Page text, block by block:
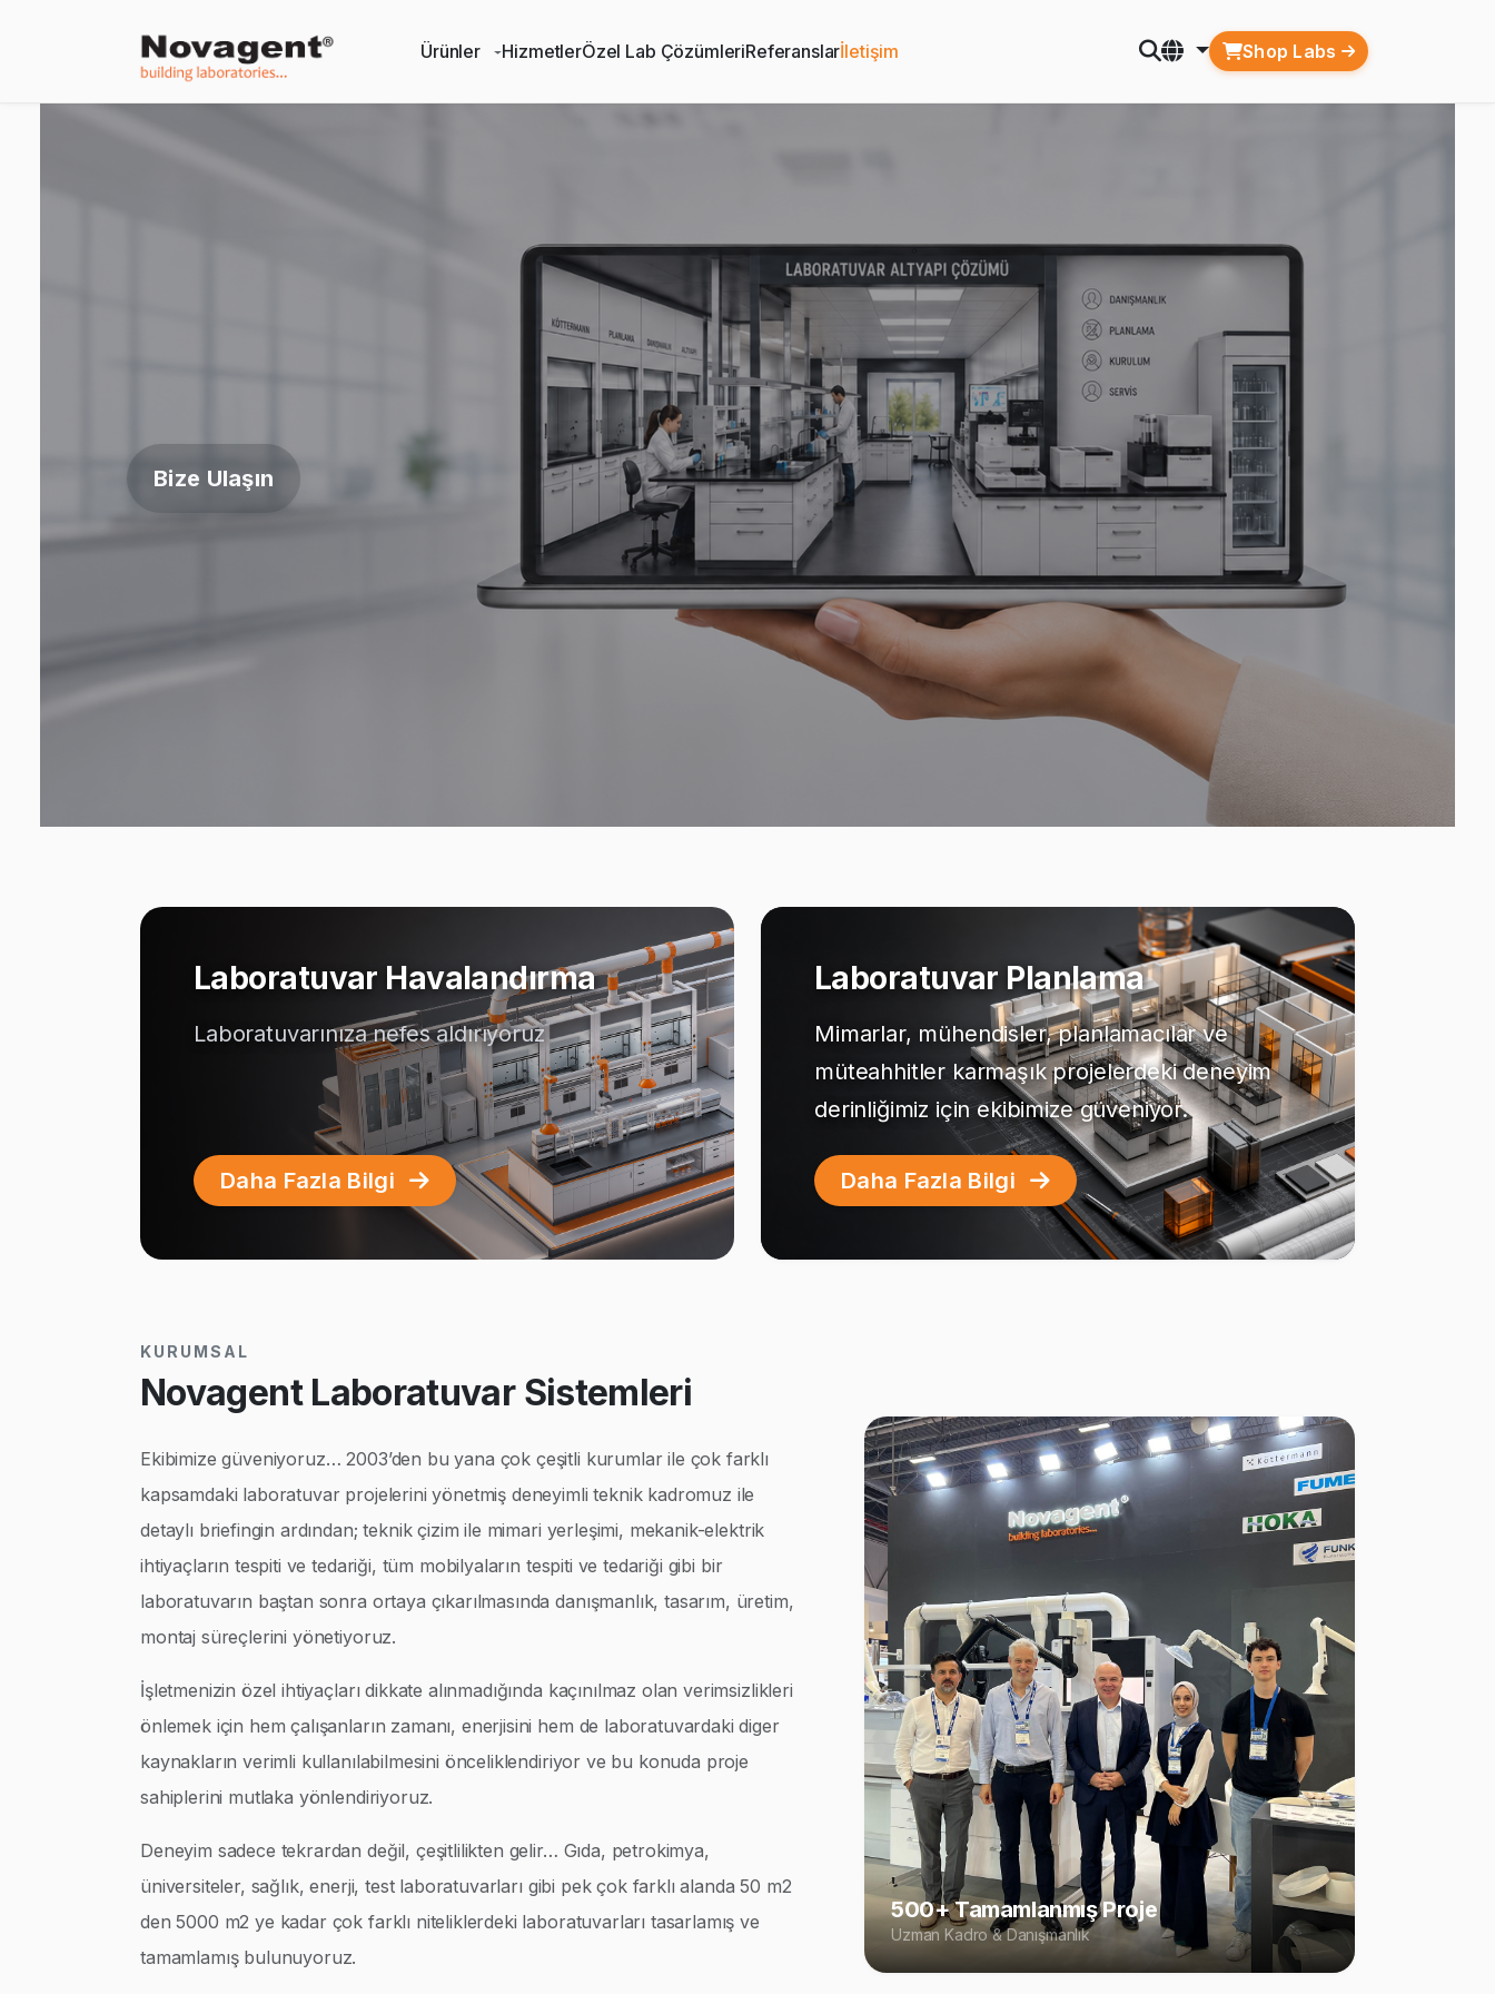
Ürünler HizmetlerÖzel Lab ÇözümleriReferanslarİletişim Shop Labs
Bize Ulaşın
Laboratuvar Havalandırma
Laboratuvarınıza nefes aldırıyoruz
Daha Fazla Bilgi
Laboratuvar Planlama
Mimarlar, mühendisler, planlamacılar ve
müteahhitler karmaşık projelerdeki deneyim
derinliğimiz için ekibimize güveniyor.
Daha Fazla Bilgi
KURUMSAL
Novagent Laboratuvar Sistemleri
Ekibimize güveniyoruz… 2003’den bu yana çok çeşitli kurumlar ile çok farklı
kapsamdaki laboratuvar projelerini yönetmiş deneyimli teknik kadromuz ile
detaylı briefingin ardından; teknik çizim ile mimari yerleşimi, mekanik-elektrik
ihtiyaçların tespiti ve tedariği, tüm mobilyaların tespiti ve tedariği gibi bir
laboratuvarın baştan sonra ortaya çıkarılmasında danışmanlık, tasarım, üretim,
montaj süreçlerini yönetiyoruz.
İşletmenizin özel ihtiyaçları dikkate alınmadığında kaçınılmaz olan verimsizlikleri
önlemek için hem çalışanların zamanı, enerjisini hem de laboratuvardaki diger
kaynakların verimli kullanılabilmesini önceliklendiriyor ve bu konuda proje
sahiplerini mutlaka yönlendiriyoruz.
Deneyim sadece tekrardan değil, çeşitlilikten gelir… Gıda, petrokimya,
üniversiteler, sağlık, enerji, test laboratuvarları gibi pek çok farklı alanda 50 m2
den 5000 m2 ye kadar çok farklı niteliklerdeki laboratuvarları tasarlamış ve
tamamlamış bulunuyoruz.
500+ Tamamlanmış Proje
Uzman Kadro & Danışmanlık